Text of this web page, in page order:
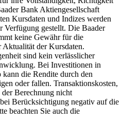
Bank Aktiengesellschaft
Kursdaten und Indizes werden
gestellt. Die Baader
keine Gewähr für die
der Kursdaten.
sind kein verlässlicher
Bei Investitionen in
die Rendite durch den
oder fallen. Transaktionskosten,
Berechnung nicht
Berücksichtigung negativ auf die
beachten Sie auch die